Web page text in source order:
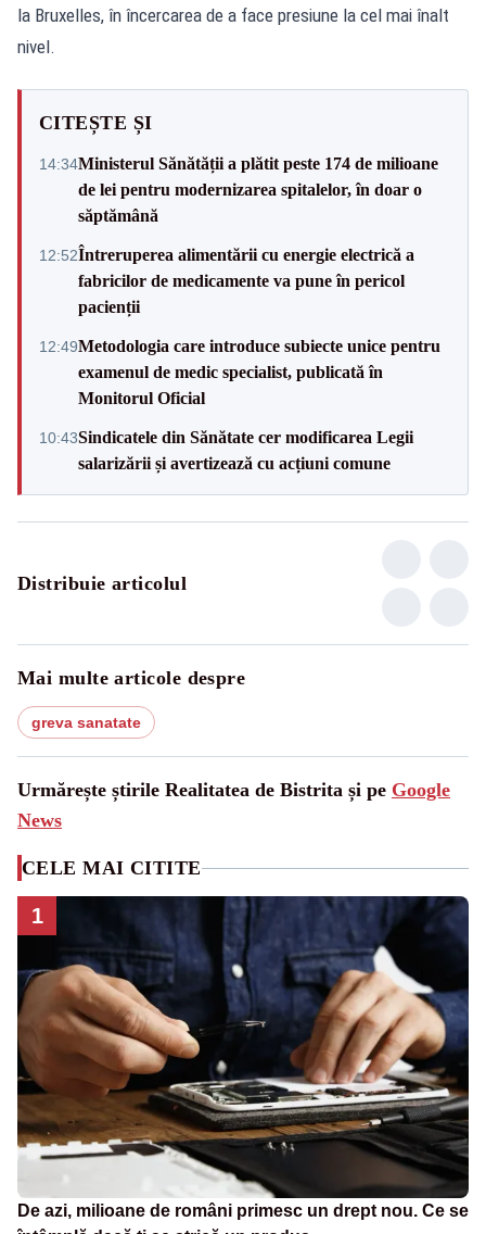
la Bruxelles, în încercarea de a face presiune la cel mai înalt
nivel.
CITEȘTE ȘI
14:34Ministerul Sănătății a plătit peste 174 de milioane
de lei pentru modernizarea spitalelor, în doar o
săptămână
12:52Întreruperea alimentării cu energie electrică a
fabricilor de medicamente va pune în pericol
pacienții
12:49Metodologia care introduce subiecte unice pentru
examenul de medic specialist, publicată în
Monitorul Oficial
10:43Sindicatele din Sănătate cer modificarea Legii
salarizării și avertizează cu acțiuni comune
Distribuie articolul
Mai multe articole despre
greva sanatate
Urmărește știrile Realitatea de Bistrita și pe Google
News
CELE MAI CITITE
1
De azi, milioane de români primesc un drept nou. Ce se